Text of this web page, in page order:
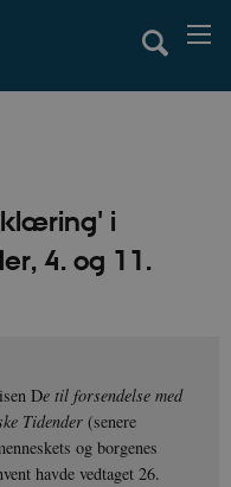
i
4. og 11.
De til forsendelse med
Tidender (senere
og borgenes
havde vedtaget 26.